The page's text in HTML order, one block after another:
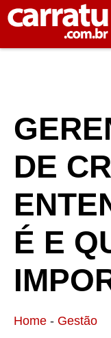
DE
É E
Home - Gestão